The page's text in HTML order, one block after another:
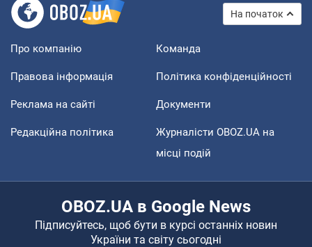
На початок
Про компанію Команда
Правова інформація Політика конфіденційності
Реклама на сайті Документи
Редакційна політика
Журналісти OBOZ.UA на
місці подій
OBOZ.UA в Google News
Підписуйтесь, щоб бути в курсі останніх новин
України та світу сьогодні